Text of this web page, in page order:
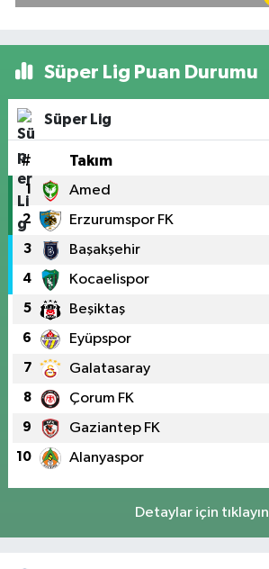
Süper Lig Puan Durumu
Süper Lig
# Takım
1 Amed
2 Erzurumspor FK
3 Başakşehir
4 Kocaelispor
5 Beşiktaş
6 Eyüpspor
7 Galatasaray
8 Çorum FK
9 Gaziantep FK
10 Alanyaspor
Detaylar için tıklayın